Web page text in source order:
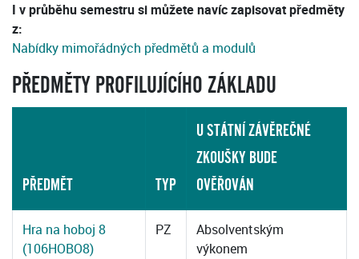
I v průběhu semestru si můžete navíc zapisovat předměty
z:
Nabídky mimořádných předmětů a modulů
PŘEDMĚTY PROFILUJÍCÍHO ZÁKLADU
PŘEDMĚT TYP
U STÁTNÍ ZÁVĚREČNÉ
ZKOUŠKY BUDE
OVĚŘOVÁN
Hra na hoboj 8
(106HOBO8)
PZ
Absolventským
výkonem